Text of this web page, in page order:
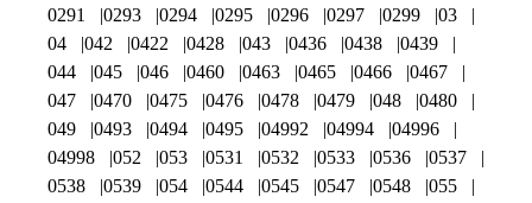
0291
0293 0294 0295 0296 0297 0299
03
04
042 0422 0428 043 0436 0438
0439
044
045 046 0460 0463 0465 0466
0467
047
0470 0475 0476 0478 0479 048
0480
049
0493 0494 0495 04992 04994
04996
04998
052 053 0531 0532 0533 0536
0537
0538
0539 054 0544 0545 0547 0548
055